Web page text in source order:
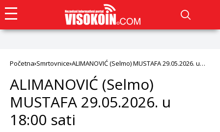
Početna Smrtovnice ALIMANOVIĆ (Selmo) MUSTAFA 29.05.2026. u
ALIMANOVIĆ (Selmo)
MUSTAFA 29.05.2026. u
18:00 sati